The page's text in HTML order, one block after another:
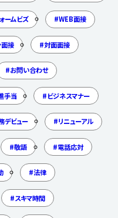
ームビズ WEB面接
面接 対面面接
お問い合わせ
手当 ビジネスマナー
デビュー リニューアル
敬語 電話応対
法律
スキマ時間